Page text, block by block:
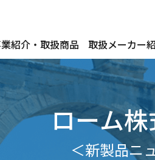
紹介・取扱商品 取扱メーカー
ローム
＜新製品ニ